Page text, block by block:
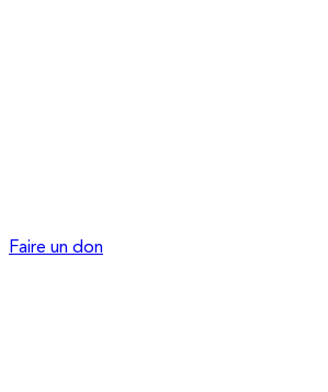
Faire un don